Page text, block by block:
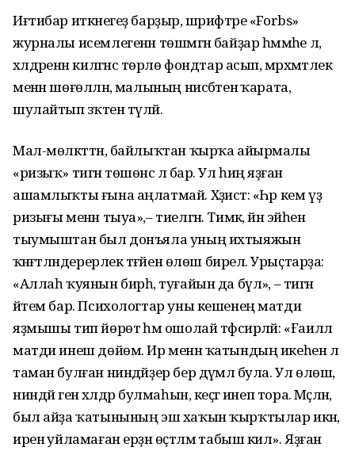
Иғтибар иткәнегеҙ барҙыр, шәрифтәре «Forbs»
журналы исемлегенән төшмәгән байҙар һәммәһе лә,
хәлдәренән килгәнсә төрлө фондтар асып, мәрхәмәтлек
менән шөғөлләнә, малының нисбәтенә ҡарата,
шулайтып зәҡәтен түләй.
Мал-мөлкәттән, байлыҡтан ҡырҡа айырмалы
«ризыҡ» тигән төшөнсә лә бар. Ул һиңә яҙған
ашамлыҡты ғына аңлатмай. Хәҙистә: «Һәр кем үҙ
ризығы менән тыуа»,– тиелгән. Тимәк, йән эйәһенә
тыумыштан был донъяла уның ихтыяжын
ҡәнәғәтләндерерлек тәғәйен өлөш бирелә. Урыҫтарҙа:
«Аллаһ ҡуянын бирһә, туғайын да бүлә», – тигән
әйтем бар. Психологтар уны кешенең матди
яҙмышы тип йөрөтә һәм ошолай тәфсирләй: «Ғаиләлә
матди инеш дөйөм. Ир менән ҡатындың икеһенә лә
таман булған ниндәйҙер бер дәүмәл була. Ул өлөш,
ниндәй генә хәлдәр булмаһын, кеҫәгә инеп тора. Мәҫәлән,
был айҙа ҡатынының эш хаҡын ҡырҡтылар икән,
иренә уйламаған ерҙән өҫтәлмә табыш килә». Яҙған